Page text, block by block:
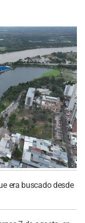
era buscado desde